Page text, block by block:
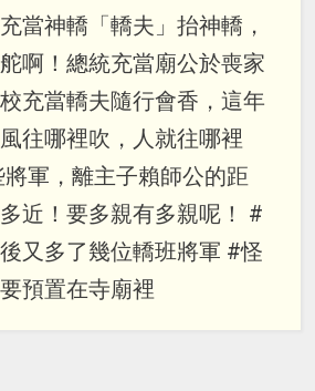
當神轎「轎夫」抬神轎，
啊！總統充當廟公於喪家
充當轎夫隨行會香，這年
往哪裡吹，人就往哪裡
軍，離主子賴師公的距
近！要多親有多親呢！ #
又多了幾位轎班將軍 #怪
預置在寺廟裡